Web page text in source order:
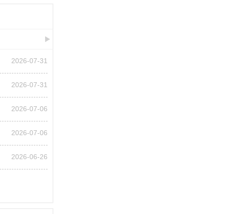
2026-07-31
2026-07-31
2026-07-06
2026-07-06
2026-06-26